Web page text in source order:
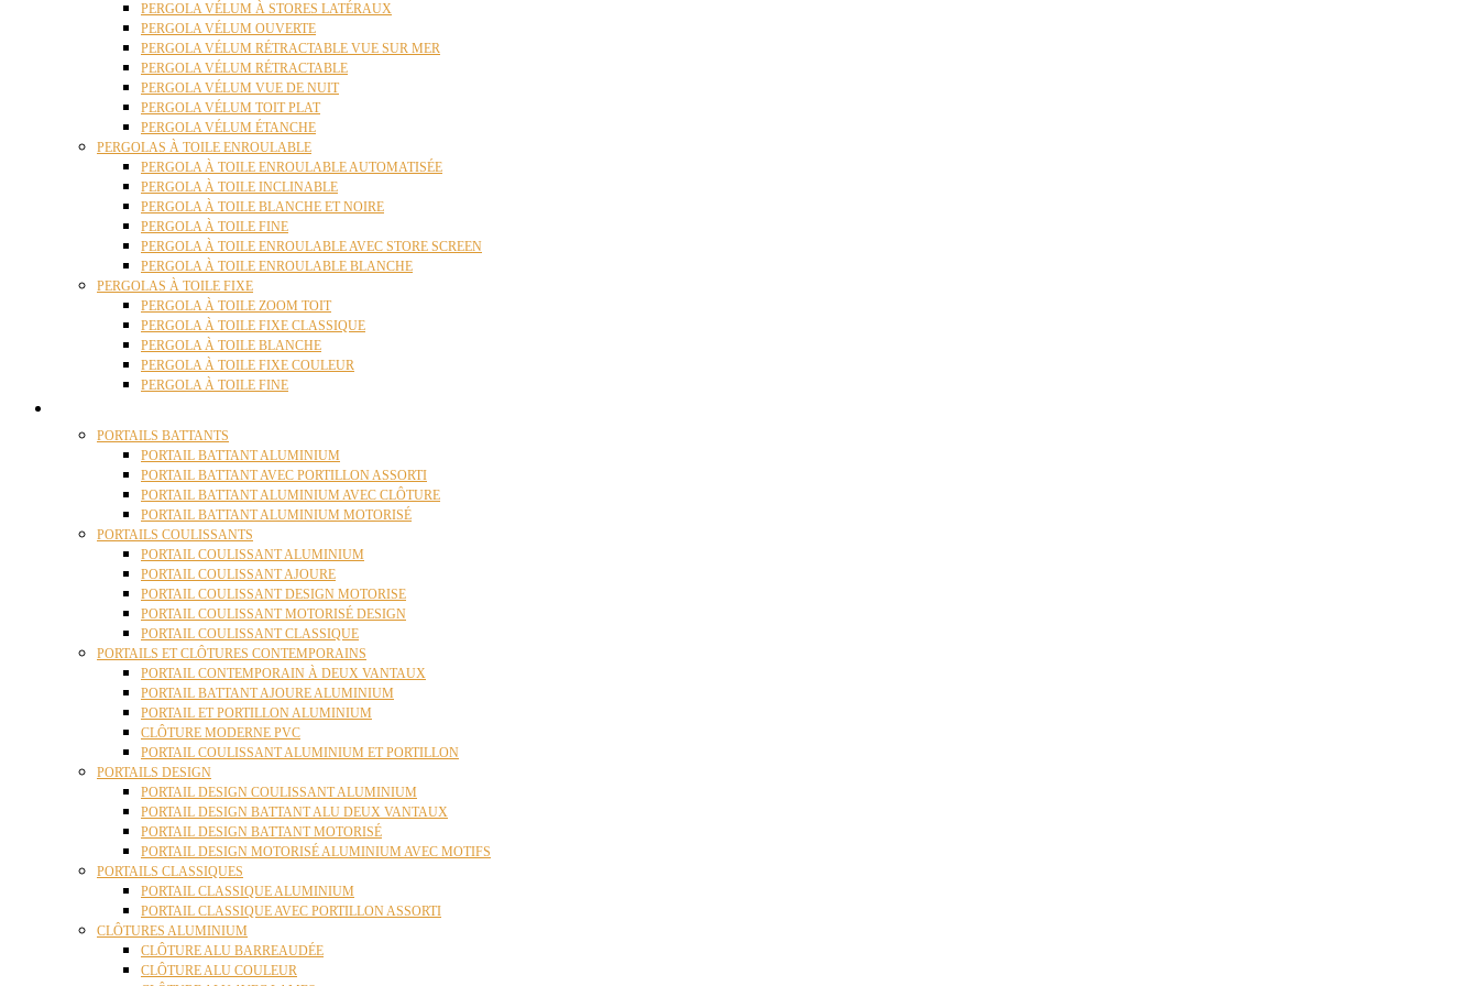
PERGOLA VÉLUM À STORES LATÉRAUX
PERGOLA VÉLUM OUVERTE
PERGOLA VÉLUM RÉTRACTABLE VUE SUR MER
PERGOLA VÉLUM RÉTRACTABLE
PERGOLA VÉLUM VUE DE NUIT
PERGOLA VÉLUM TOIT PLAT
PERGOLA VÉLUM ÉTANCHE
PERGOLAS À TOILE ENROULABLE
PERGOLA À TOILE ENROULABLE AUTOMATISÉE
PERGOLA À TOILE INCLINABLE
PERGOLA À TOILE BLANCHE ET NOIRE
PERGOLA À TOILE FINE
PERGOLA À TOILE ENROULABLE AVEC STORE SCREEN
PERGOLA À TOILE ENROULABLE BLANCHE
PERGOLAS À TOILE FIXE
PERGOLA À TOILE ZOOM TOIT
PERGOLA À TOILE FIXE CLASSIQUE
PERGOLA À TOILE BLANCHE
PERGOLA À TOILE FIXE COULEUR
PERGOLA À TOILE FINE
PORTAILS BATTANTS
PORTAIL BATTANT ALUMINIUM
PORTAIL BATTANT AVEC PORTILLON ASSORTI
PORTAIL BATTANT ALUMINIUM AVEC CLÔTURE
PORTAIL BATTANT ALUMINIUM MOTORISÉ
PORTAILS COULISSANTS
PORTAIL COULISSANT ALUMINIUM
PORTAIL COULISSANT AJOURE
PORTAIL COULISSANT DESIGN MOTORISE
PORTAIL COULISSANT MOTORISÉ DESIGN
PORTAIL COULISSANT CLASSIQUE
PORTAILS ET CLÔTURES CONTEMPORAINS
PORTAIL CONTEMPORAIN À DEUX VANTAUX
PORTAIL BATTANT AJOURE ALUMINIUM
PORTAIL ET PORTILLON ALUMINIUM
CLÔTURE MODERNE PVC
PORTAIL COULISSANT ALUMINIUM ET PORTILLON
PORTAILS DESIGN
PORTAIL DESIGN COULISSANT ALUMINIUM
PORTAIL DESIGN BATTANT ALU DEUX VANTAUX
PORTAIL DESIGN BATTANT MOTORISÉ
PORTAIL DESIGN MOTORISÉ ALUMINIUM AVEC MOTIFS
PORTAILS CLASSIQUES
PORTAIL CLASSIQUE ALUMINIUM
PORTAIL CLASSIQUE AVEC PORTILLON ASSORTI
CLÔTURES ALUMINIUM
CLÔTURE ALU BARREAUDÉE
CLÔTURE ALU COULEUR